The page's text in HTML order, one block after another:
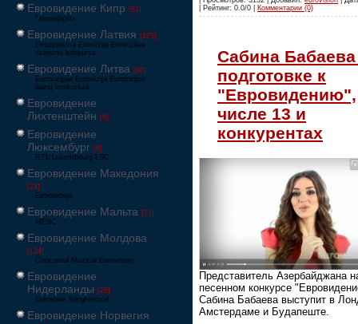
Евровидение Кипр [52]
Γιουροβίζιον
Евровидение Латвия [125]
Eirodziesma Eirovīzija Eirovīzijas
dziesmu konkurss
Евровидение Литва [65]
Eurovizijoje Eurovizija Eurovizijos
dainų konkursas
Евровидение
Лихтенштейн [6]
Евровидение
Люксембург [6]
RTL Luxembourg LSC
Евровидение Македония
[24]
Евровизија
Евровидение Мальта [51]
MESC
Евровидение Молдова
[134]
Concursul Muzical Eurovision
Евровидение
Нидерланды [26]
Eurovisie Songfestival
Евровидение Норвегия
| Рейтинг: 0.0/0 | Комментарии (0)
Сабина
подготовке к
"Евровидению",
числе 13 и
конкурентах
Представитель Азербайджана
песенном конкурсе
Сабина Бабаева выступит в
Амстердаме и Будапеште.